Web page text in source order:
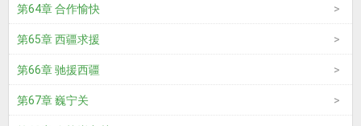
第64章 合作愉快
第65章 西疆求援
第66章 驰援西疆
第67章 巍宁关